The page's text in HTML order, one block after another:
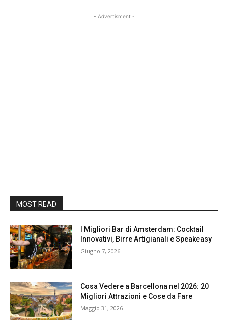
- Advertisment -
MOST READ
I Migliori Bar di Amsterdam: Cocktail
Innovativi, Birre Artigianali e Speakeasy
Giugno 7, 2026
Cosa Vedere a Barcellona nel 2026: 20
Migliori Attrazioni e Cose da Fare
Maggio 31, 2026